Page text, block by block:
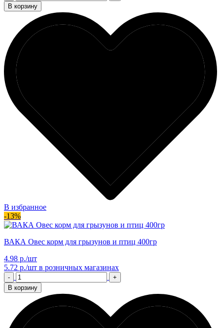
В корзину
В избранное
-13%
ВАКА Овес корм для грызунов и птиц 400гр
4.98 р./шт
5.72 р./шт в розничных магазинах
-
+
В корзину